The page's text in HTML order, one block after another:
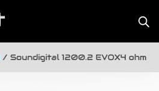
/ Soundigital 1200.2 EVOX4 ohm